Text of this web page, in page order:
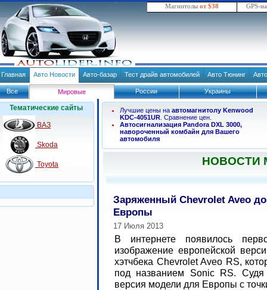
Магнитолы от $38 GPS-
Главная Авто Новости Авто-базар Тест драйв автомобилей Авто Тюнинг
Все Мировые России Украины
Тематические сайты
ВАЗ
Skoda
Toyota
Лучшие цены на автомагнитолу Kenwood
KDC-4051UR . Сравнение цен.
Автосигнализация Pandora DXL 3000,
навороченный комбайн для Вашего
автомобиля
НОВОСТИ
Заряженный Chevrolet Aveo
Европы
17 Июля 2013
В интернете появилось
изображение европейской
хэтчбека Chevrolet Aveo RS,
под названием Sonic RS. Судя
версия модели для Европы с